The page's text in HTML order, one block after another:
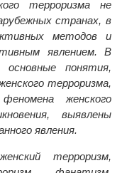
терроризма не
странах, в
методов и
явлением. В
понятия,
терроризма,
женского
выявлены
явления.
терроризм,